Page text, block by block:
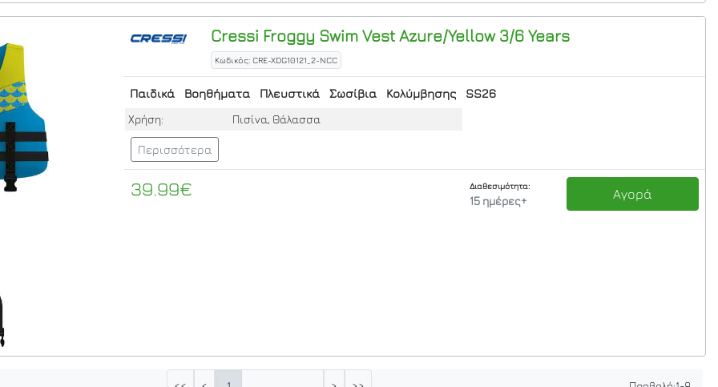
Cressi Froggy Swim Vest Azure/Yellow 3/6 Years
Κωδικός: CRE-XDG10121_2-NCC
Παιδικά Βοηθήματα Πλευστικά Σωσίβια Κολύμβησης SS26
Χρήση: Πισίνα, Θάλασσα
Περισσότερα
39.99€ Διαθεσιμότητα:
15 ημέρες+ Αγορά